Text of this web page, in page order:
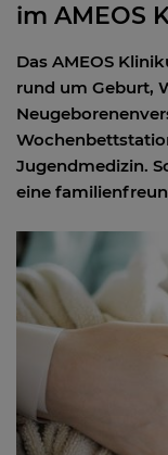
im AMEOS
Das AMEOS
rund um Geburt,
Jugendmedizin.
eine